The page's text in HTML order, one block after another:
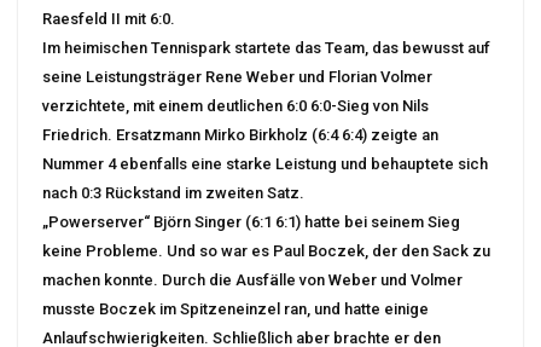
Raesfeld II mit 6:0.
Im heimischen Tennispark startete das Team, das bewusst auf
seine Leistungsträger Rene Weber und Florian Volmer
verzichtete, mit einem deutlichen 6:0 6:0-Sieg von Nils
Friedrich. Ersatzmann Mirko Birkholz (6:4 6:4) zeigte an
Nummer 4 ebenfalls eine starke Leistung und behauptete sich
nach 0:3 Rückstand im zweiten Satz.
„Powerserver“ Björn Singer (6:1 6:1) hatte bei seinem Sieg
keine Probleme. Und so war es Paul Boczek, der den Sack zu
machen konnte. Durch die Ausfälle von Weber und Volmer
musste Boczek im Spitzeneinzel ran, und hatte einige
Anlaufschwierigkeiten. Schließlich aber brachte er den